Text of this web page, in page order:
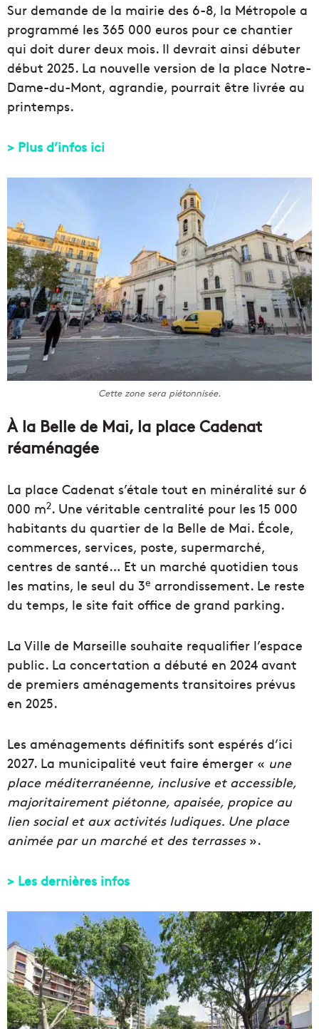
Sur demande de la mairie des 6-8, la Métropole a
programmé les 365 000 euros pour ce chantier
qui doit durer deux mois. Il devrait ainsi débuter
début 2025. La nouvelle version de la place Notre-
Dame-du-Mont, agrandie, pourrait être livrée au
printemps.
> Plus d’infos ici
Cette zone sera piétonnisée.
À la Belle de Mai, la place Cadenat
réaménagée
La place Cadenat s’étale tout en minéralité sur 6
000 m2. Une véritable centralité pour les 15 000
habitants du quartier de la Belle de Mai. École,
commerces, services, poste, supermarché,
centres de santé… Et un marché quotidien tous
les matins, le seul du 3e arrondissement. Le reste
du temps, le site fait office de grand parking.
La Ville de Marseille souhaite requalifier l’espace
public. La concertation a débuté en 2024 avant
de premiers aménagements transitoires prévus
en 2025.
Les aménagements définitifs sont espérés d’ici
2027. La municipalité veut faire émerger « une
place méditerranéenne, inclusive et accessible,
majoritairement piétonne, apaisée, propice au
lien social et aux activités ludiques. Une place
animée par un marché et des terrasses».
> Les dernières infos